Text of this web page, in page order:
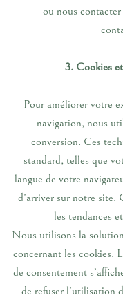
ou nous contacter
3. Cookies
Pour améliorer votre
navigation, nous
conversion. Ces
standard, telles que
langue de votre
d’arriver sur notre site.
les tendances
Nous utilisons la
concernant les cookies.
de consentement
de refuser l’utilisation